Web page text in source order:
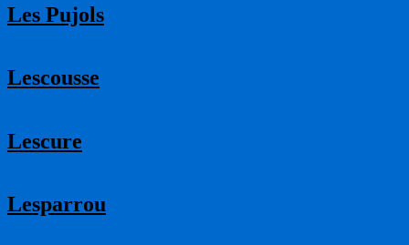
Les Pujols
Lescousse
Lescure
Lesparrou